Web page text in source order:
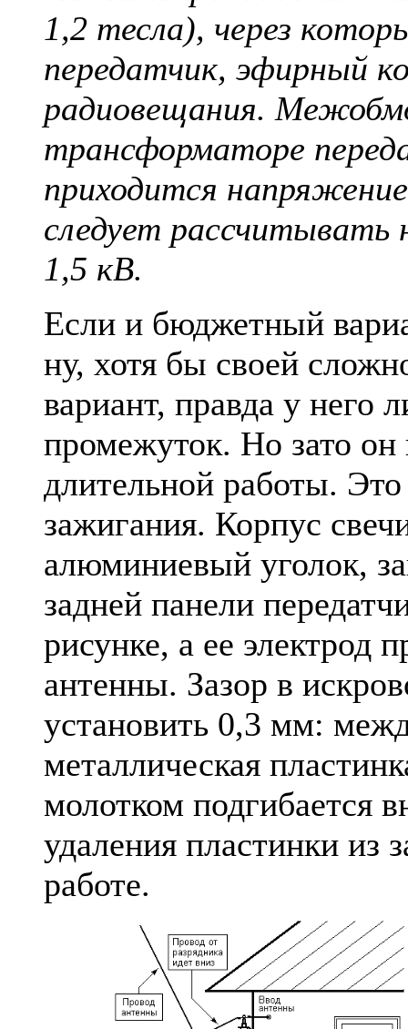
1,2 тесла), через
передатчик, эфирный
радиовещания.
трансформаторе
приходится
следует
1,5 кВ.
Если и бюджетный
ну, хотя бы своей
вариант, правда у него
промежуток. Но зато он
длительной работы.
зажигания. Корпус
алюминиевый уголок,
задней панели
рисунке, а ее электрод
антенны. Зазор в
установить 0,3 мм:
металлическая
молотком подгибается
удаления пластинки из
работе.